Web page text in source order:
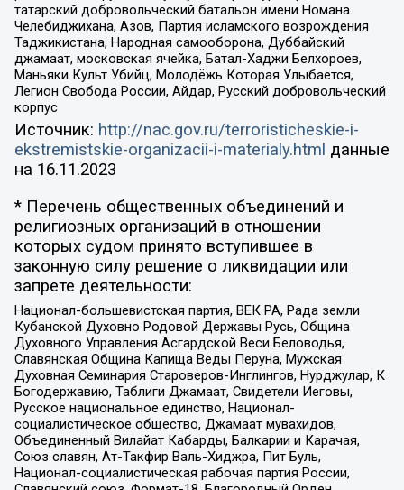
татарский добровольческий батальон имени Номана
Челебиджихана, Азов, Партия исламского возрождения
Таджикистана, Народная самооборона, Дуббайский
джамаат, московская ячейка, Батал-Хаджи Белхороев,
Маньяки Культ Убийц, Молодёжь Которая Улыбается,
Легион Свобода России, Айдар, Русский добровольческий
корпус
Источник: http://nac.gov.ru/terroristicheskie-i-
ekstremistskie-organizacii-i-materialy.html данные
на 16.11.2023
* Перечень общественных объединений и
религиозных организаций в отношении
которых судом принято вступившее в
законную силу решение о ликвидации или
запрете деятельности:
Национал-большевистская партия, ВЕК РА, Рада земли
Кубанской Духовно Родовой Державы Русь, Община
Духовного Управления Асгардской Веси Беловодья,
Славянская Община Капища Веды Перуна, Мужская
Духовная Семинария Староверов-Инглингов, Нурджулар, К
Богодержавию, Таблиги Джамаат, Свидетели Иеговы,
Русское национальное единство, Национал-
социалистическое общество, Джамаат мувахидов,
Объединенный Вилайат Кабарды, Балкарии и Карачая,
Союз славян, Ат-Такфир Валь-Хиджра, Пит Буль,
Национал-социалистическая рабочая партия России,